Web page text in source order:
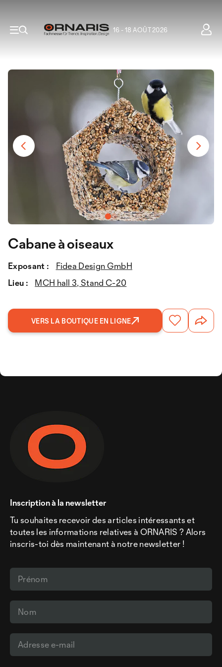
16 - 18 AOÛT 2026
Cabane à oiseaux
Exposant :
Fidea Design GmbH
Lieu :
MCH hall 3, Stand C-20
VERS LA BOUTIQUE EN LIGNE
Inscription à la newsletter
Tu souhaites recevoir des articles intéressants et
toutes les informations relatives à ORNARIS ? Alors
inscris-toi dès maintenant à notre newsletter !